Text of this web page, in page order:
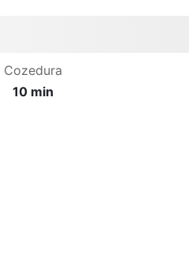
Cozedura
10 min